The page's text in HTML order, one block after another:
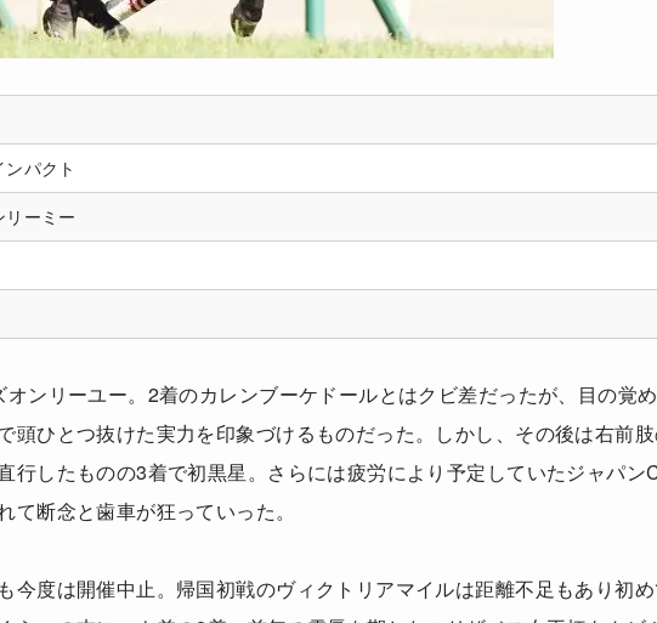
パクト
リーミー
ンリーユー。2着のカレンブーケドールとはクビ差だったが、目の覚
頭ひとつ抜けた実力を印象づけるものだった。しかし、その後は右前
行したものの3着で初黒星。さらには疲労により予定していたジャパン
断念と歯車が狂っていった。
今度は開催中止。帰国初戦のヴィクトリアマイルは距離不足もあり初